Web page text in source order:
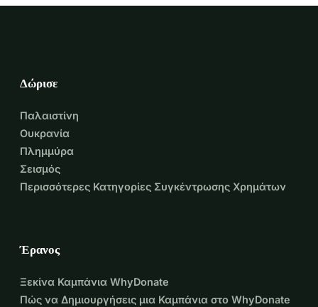
Δώρισε
Παλαιστίνη
Ουκρανία
Πλημμύρα
Σεισμός
Περισσότερες Κατηγορίες Συγκέντρωσης Χρημάτων
Έρανος
Ξεκίνα Καμπάνια WhyDonate
Πώς να Δημιουργήσεις μια Καμπάνια στο WhyDonate